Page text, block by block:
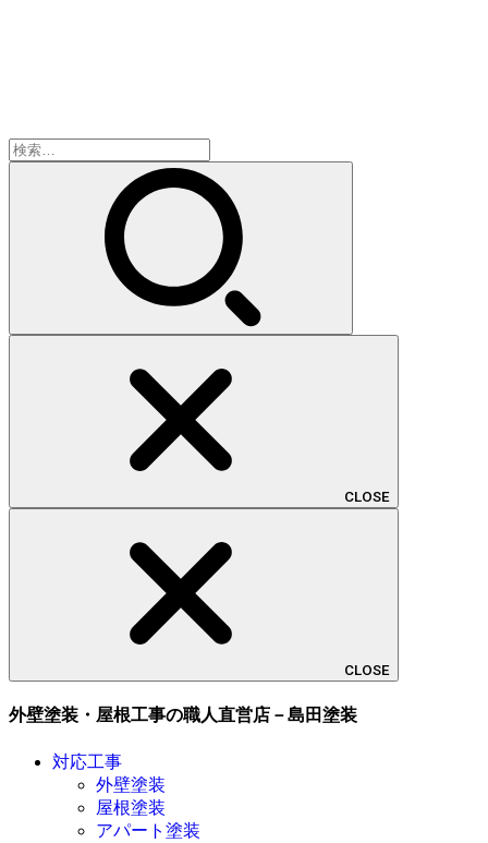
検
索:
CLOSE
CLOSE
外壁塗装・屋根工事の職人直営店－島田塗装
対応工事
外壁塗装
屋根塗装
アパート塗装